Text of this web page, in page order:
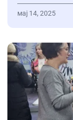
мај 14, 2025